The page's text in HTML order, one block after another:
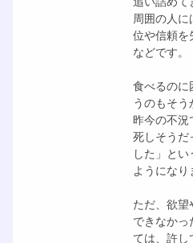
周囲の人
位や信頼を
などです。
食べるのに
うのもそう
昨今の不況
死しそうだ
した」と
ようになり
ただ、欲
できなか
ては、許